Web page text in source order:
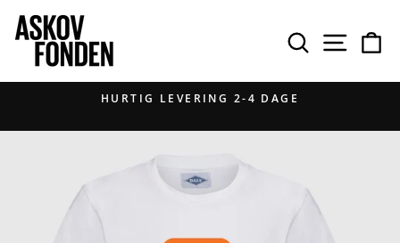
indhold
SØG PÅ
HURTIG LEVERING 2-4 DAGE